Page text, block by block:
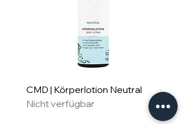
CMD | Körperlotion Neutral
Nicht verfügbar
CMD
Neutral